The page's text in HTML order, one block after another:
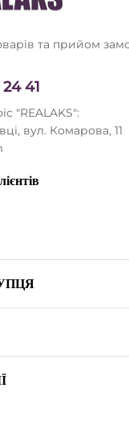
та прийом
41
"REALAKS":
вул. Комарова, 11